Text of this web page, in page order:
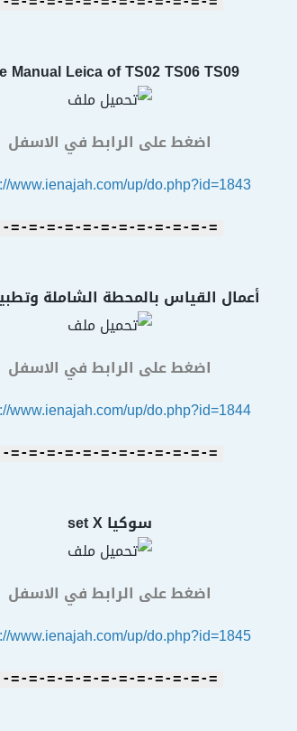
Manual Leica of TS02 TS06 TS09
اضغط على الرابط في الاسفل
www.ienajah.com/up/do.php?id=1843
=-=-=-=-=-=-=-=-=-=-=-=-
أعمال القياس بالمحطة الشاملة
اضغط على الرابط في الاسفل
www.ienajah.com/up/do.php?id=1844
=-=-=-=-=-=-=-=-=-=-=-=-
سوكيا set X
اضغط على الرابط في الاسفل
www.ienajah.com/up/do.php?id=1845
=-=-=-=-=-=-=-=-=-=-=-=-